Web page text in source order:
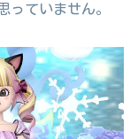
っていません。